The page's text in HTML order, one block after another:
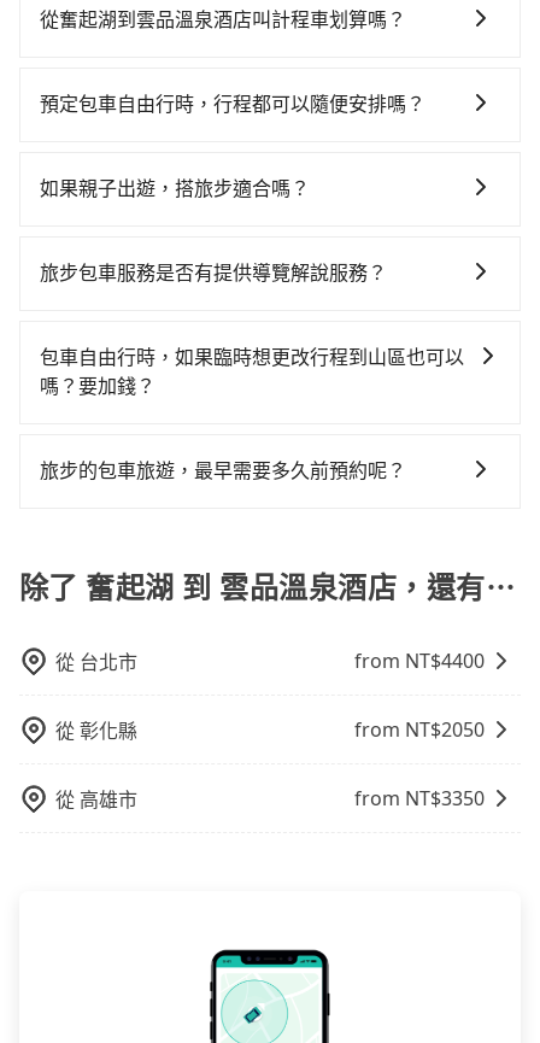
鐵站，叫一輛計程車花費約900元、車程約45分鐘。抵
義站前往台中高鐵站，每人票價380元，再用10分鐘出
的目的地。全程加上轉車時間共2小時48分鐘，假設一人
句話說，臨時要叫小黃的難度是雙北大城市的200倍。縱
全程使用tripool並到府專車接送，則僅需花費約3,420
元，費時1小時29分鐘。選擇搭乘高鐵而不預約包車，不
時不需要閉目養神（因為要自己開車），最重要的是你
$115~205承租小轎車，每公里再額外加收$3.2，從奮起
回），雖已將eTag和可能的每小時40元路邊停車費用預
Yaris、Prius C、Vios這類乘坐體驗較差的車款，如果人
發現仍有上一組乘客遺留的垃圾或者撞凹的車門仍未被
修理，每一次租車都好像在開樂透一樣。另外，偶爾也
車或者要載其他乘客的人來說就有不小的風險。最後，
從奮起湖到雲品溫泉酒店叫計程車划算嗎？
灣大車隊，如果在路邊攔不到車，也可考慮打電話至奮
元間。不過嘉義縣僅有合法計程車約330輛，計程車密度
品溫泉酒店所在的南投縣的計程車更難叫，，建議事先
場被坑受騙。雖然奮起湖到雲品溫泉酒店的跳表小黃可
能較為便宜，但當你們人數超過四位時，叫兩輛計程車
預定包車自由行時，行程都可以隨便安排嗎？
沒有到達海拔1500公里以上的山區，行程都是可以依照
如果親子出遊，搭旅步適合嗎？
椅及兒童用增高墊供您選購(租借300元/個)，讓您和孩子
旅步包車服務是否有提供導覽解說服務？
需要導覽服務，可事先透過電子郵件
booking@tripool.app聯繫我們，將有專人協助回覆確
包車自由行時，如果臨時想更改行程到山區也可以
嗎？要加錢？
旅步可能會根據行經的路線是否超過海拔1500公尺來進
心地享受旅步為您提供的服務。
旅步的包車旅遊，最早需要多久前預約呢？
以不妨趁早訂購，享受更划算的價格。
除了 奮起湖 到 雲品溫泉酒店，還有⋯
從 台北市 from NT$4400
從彰化縣 from NT$2050
從 高雄市 from NT$3350